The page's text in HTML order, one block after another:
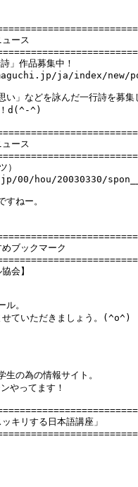
」作品募集中！
ja/index/new/
」などを詠んだ一行詩を募集
d(^-^)
）
hou/20030330/
ねー。
マーク
会】
。
いただきましょう。(^o^)
の為の情報サイト。
ってます！
する日本語講座」